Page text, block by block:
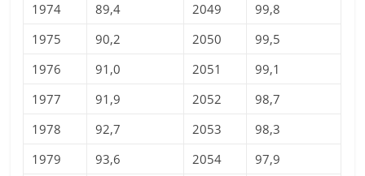
1974
89,4 2049
99,8
1975
90,2 2050
99,5
1976
91,0 2051
99,1
1977
91,9 2052
98,7
1978
92,7 2053
98,3
1979
93,6 2054
97,9